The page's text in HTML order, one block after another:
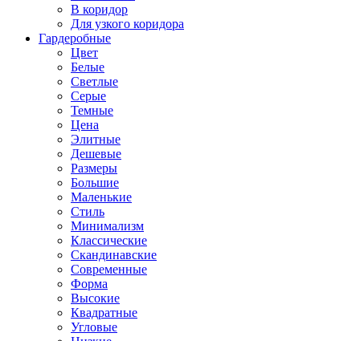
В коридор
Для узкого коридора
Гардеробные
Цвет
Белые
Светлые
Серые
Темные
Цена
Элитные
Дешевые
Размеры
Большие
Маленькие
Стиль
Минимализм
Классические
Скандинавские
Современные
Форма
Высокие
Квадратные
Угловые